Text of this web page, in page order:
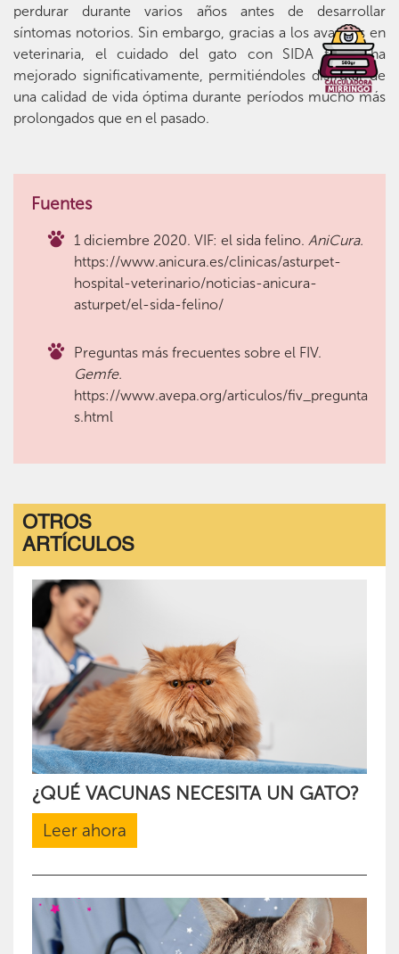
perdurar durante varios años antes de desarrollar
síntomas notorios. Sin embargo, gracias a los avances en
veterinaria, el cuidado del gato con SIDA felino ha
mejorado significativamente, permitiéndoles disfrutar de
una calidad de vida óptima durante períodos mucho más
prolongados que en el pasado.
Fuentes
1 diciembre 2020. VIF: el sida felino. AniCura.
https://www.anicura.es/clinicas/asturpet-
hospital-veterinario/noticias-anicura-
asturpet/el-sida-felino/
Preguntas más frecuentes sobre el FIV.
Gemfe.
https://www.avepa.org/articulos/fiv_pregunta
s.html
OTROS
ARTÍCULOS
¿QUÉ VACUNAS NECESITA UN GATO?
Leer ahora